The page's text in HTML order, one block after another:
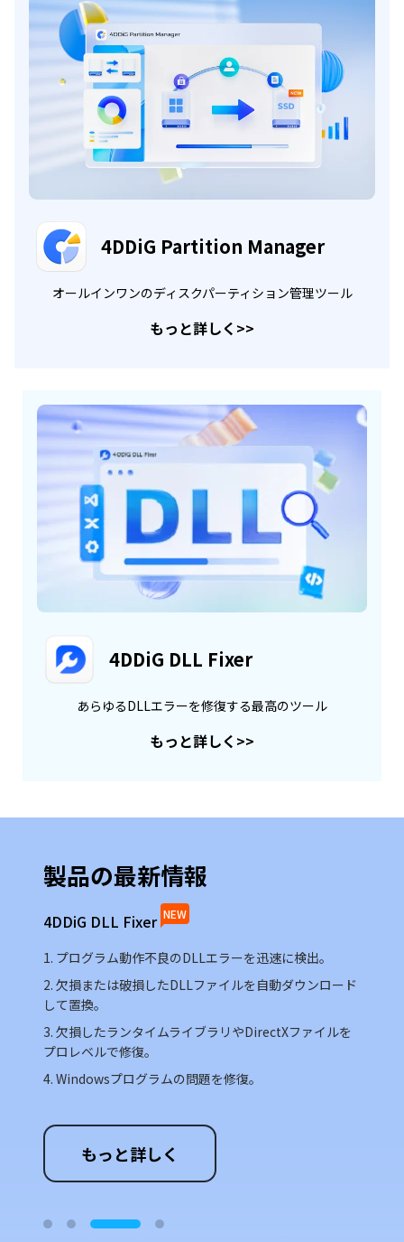
4DDiG Partition Manager
オールインワンのディスクパーティション管理ツール
もっと詳しく >>
4DDiG DLL Fixer
あらゆるDLLエラーを修復する最高のツール
もっと詳しく >>
製品の最新情報
4DDiG DLL Fixer NEW
1. プログラム動作不良のDLLエラーを迅速に検出。
2. 欠損または破損したDLLファイルを自動ダウンロード
して置換。
3. 欠損したランタイムライブラリやDirectXファイルを
プロレベルで修復。
4. Windowsプログラムの問題を修復。
もっと詳しく